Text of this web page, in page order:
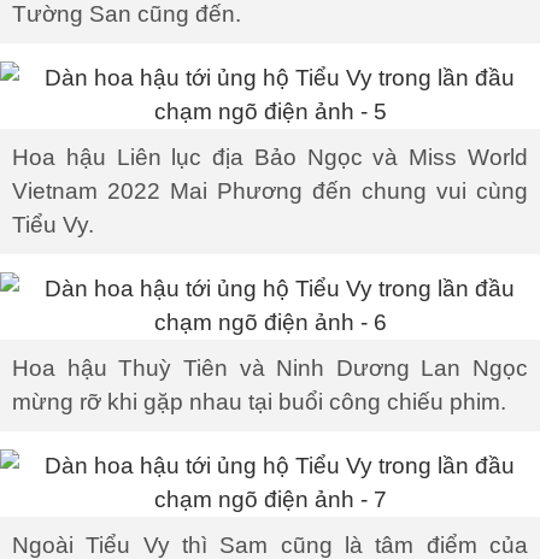
Tường San cũng đến.
Hoa hậu Liên lục địa Bảo Ngọc và Miss World
Vietnam 2022 Mai Phương đến chung vui cùng
Tiểu Vy.
Hoa hậu Thuỳ Tiên và Ninh Dương Lan Ngọc
mừng rỡ khi gặp nhau tại buổi công chiếu phim.
Ngoài Tiểu Vy thì Sam cũng là tâm điểm của